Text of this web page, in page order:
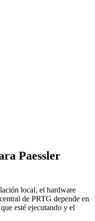
Paessler
local, el hardware
de PRTG depende en
esté ejecutando y el